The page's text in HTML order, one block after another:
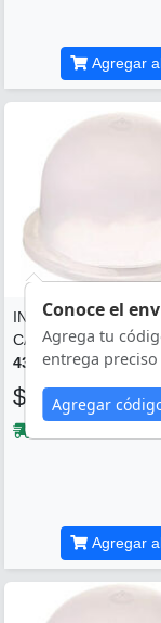
Agregar
INYECTOR BOMBIN
CARBURADOR
4388014
$20.00
Agregar
Conoce el
Agrega tu
entrega
Agregar